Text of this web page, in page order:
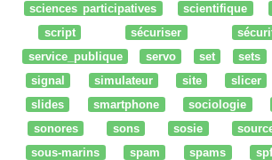
sciences participatives
scientifique
script
sécuriser
service_publique
servo set sets
signal
simulateur site slicer
slides
smartphone sociologie
sonores
sons sosie
sous-marins
spam spams spf